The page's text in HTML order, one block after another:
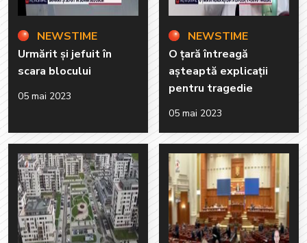
NEWSTIME
Urmărit și jefuit în
scara blocului
05 mai 2023
NEWSTIME
O țară întreagă
așteaptă explicații
pentru tragedie
05 mai 2023